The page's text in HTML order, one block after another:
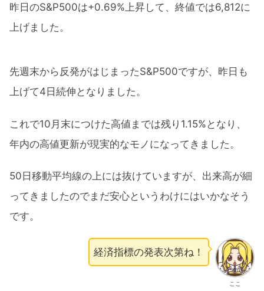
昨日のS&P500は+0.69%上昇して、終値では6,812に
上げました。
先週末から反発がはじまったS&P500ですが、昨日も
上げて4日続伸となりました。
これで10月末につけた高値までは残り1.15%となり、
年内の高値更新が現実的なモノになってきました。
50日移動平均線の上には抜けていますが、出来高が細
ってきましたのでまだ安心というわけにはいかなそう
です。
ここ
経済指標の発表次第ね！